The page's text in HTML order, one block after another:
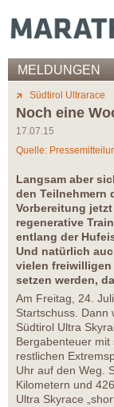
MELDUNGEN
Südtirol Ultrarace
Noch eine
17.07.15
Quelle:
Langsam aber
den Teilnehmern
Vorbereitung
regenerative
entlang der
Und natürlich
vielen freiwilligen
setzen werden,
Am Freitag, 24.
Startschuss. Dann
Südtirol Ultra
Bergabenteuer
restlichen
Uhr auf den Weg.
Kilometern und
Ultra Skyrace